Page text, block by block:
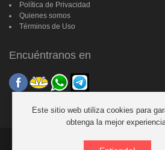
Política de Privacidad
Quienes somos
Términos de Uso
Encuéntranos en
Copyright © 2006-2026 TecnoMall CR.
Este sitio web utiliza cookies para
obtenga la mejor